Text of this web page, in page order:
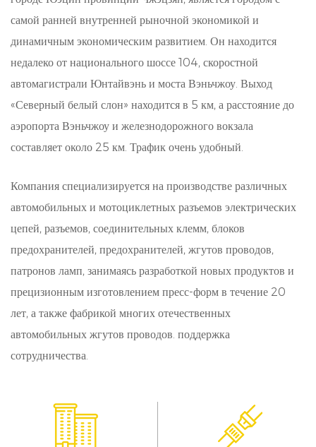
В области автомобильной электроники
первостепенное значение имеет надежная
передача сигналов. Наш 2,5 - миллиметровый
коннектор с шагом отличается в этом отношении,
последовательность сигнала. Благодаря низкому
облегчает бесперебойную связь между
различными компонентами, повышая общую
эффективность и функциональность
автомобильных электронных систем.
Универсальность:
Универсальность является отличительной чертой
нашего 2,5 - миллиметрового разъема, что делает
двигателем до модулей управления кузовом и
самой ранней внутренней рыночной экономикой и
динамичным экономическим развитием. Он находится
недалеко от национального шоссе 104, скоростной
автомагистрали Юнтайвэнь и моста Вэньчжоу. Выход
«Северный белый слон» находится в 5 км, а расстояние до
аэропорта Вэньчжоу и железнодорожного вокзала
составляет около 25 км. Трафик очень удобный.
Компания специализируется на производстве различных
автомобильных и мотоциклетных разъемов электрических
цепей, разъемов, соединительных клемм, блоков
предохранителей, предохранителей, жгутов проводов,
патронов ламп, занимаясь разработкой новых продуктов и
прецизионным изготовлением пресс-форм в течение 20
лет, а также фабрикой многих отечественных
автомобильных жгутов проводов. поддержка
сотрудничества.